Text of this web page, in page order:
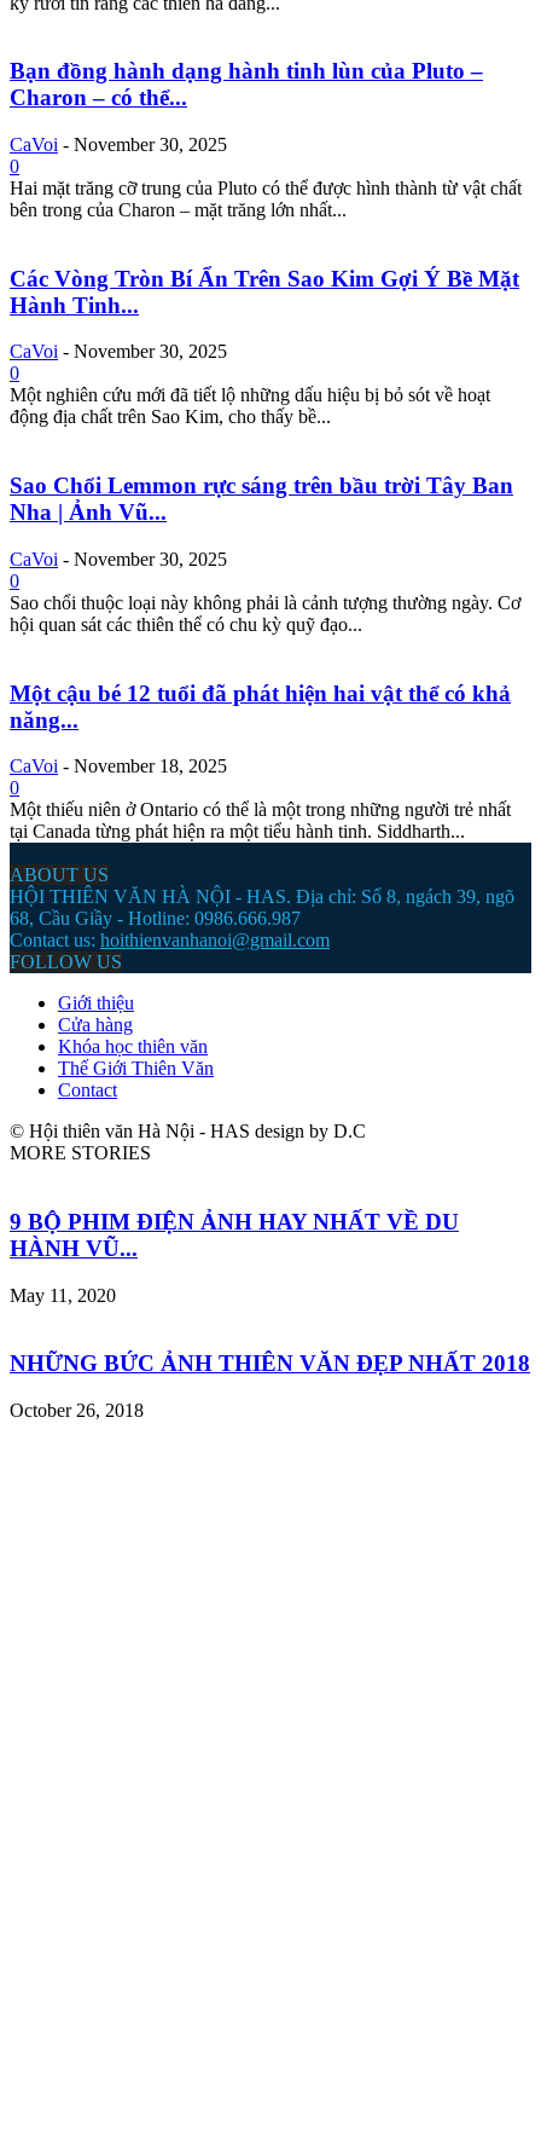
Bạn đồng hành dạng hành tinh lùn của Pluto –
Charon – có thể...
CaVoi - November 30, 2025
0
Hai mặt trăng cỡ trung của Pluto có thể được hình thành từ vật chất
bên trong của Charon – mặt trăng lớn nhất...
Các Vòng Tròn Bí Ẩn Trên Sao Kim Gợi Ý Bề Mặt
Hành Tinh...
CaVoi - November 30, 2025
0
Một nghiên cứu mới đã tiết lộ những dấu hiệu bị bỏ sót về hoạt
động địa chất trên Sao Kim, cho thấy bề...
Sao Chổi Lemmon rực sáng trên bầu trời Tây Ban
Nha | Ảnh Vũ...
CaVoi - November 30, 2025
0
Sao chổi thuộc loại này không phải là cảnh tượng thường ngày. Cơ
hội quan sát các thiên thể có chu kỳ quỹ đạo...
Một cậu bé 12 tuổi đã phát hiện hai vật thể có khả
năng...
CaVoi - November 18, 2025
0
Một thiếu niên ở Ontario có thể là một trong những người trẻ nhất
tại Canada từng phát hiện ra một tiểu hành tinh. Siddharth...
ABOUT US
HỘI THIÊN VĂN HÀ NỘI - HAS. Địa chỉ: Số 8, ngách 39, ngõ
68, Cầu Giầy - Hotline: 0986.666.987
Contact us: hoithienvanhanoi@gmail.com
FOLLOW US
Giới thiệu
Cửa hàng
Khóa học thiên văn
Thế Giới Thiên Văn
Contact
© Hội thiên văn Hà Nội - HAS design by D.C
MORE STORIES
9 BỘ PHIM ĐIỆN ẢNH HAY NHẤT VỀ DU
HÀNH VŨ...
May 11, 2020
NHỮNG BỨC ẢNH THIÊN VĂN ĐẸP NHẤT 2018
October 26, 2018